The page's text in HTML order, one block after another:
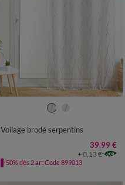
Voilage brodé serpentins
39,99 €
+ 0,13 €
-50% dès 2 art Code 899013